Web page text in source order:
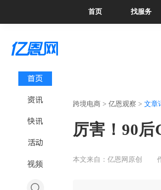
首页 找服务
首页
资讯
快讯
活动
视频
跨境电商 > 亿恩观察 > 文章
厉害！90
本文来自：亿恩网原创